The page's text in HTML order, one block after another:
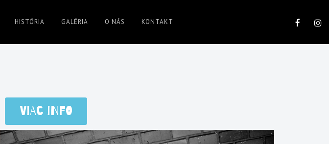
HISTÓRIA GALÉRIA O NÁS KONTAKT
Viac info